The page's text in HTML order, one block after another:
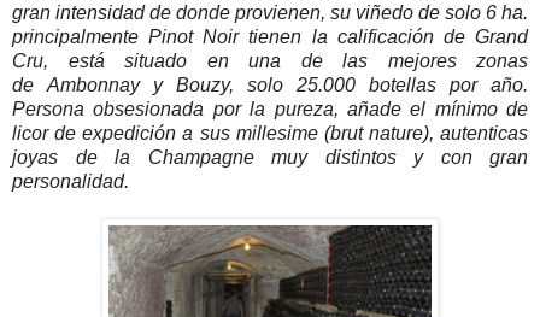
gran intensidad de donde provienen, su viñedo de solo 6 ha.
principalmente Pinot Noir tienen la calificación de Grand
Cru, está situado en una de las mejores zonas
de Ambonnay y Bouzy, solo 25.000 botellas por año.
Persona obsesionada por la pureza, añade el mínimo de
licor de expedición a sus millesime (brut nature), autenticas
joyas de la Champagne muy distintos y con gran
personalidad.